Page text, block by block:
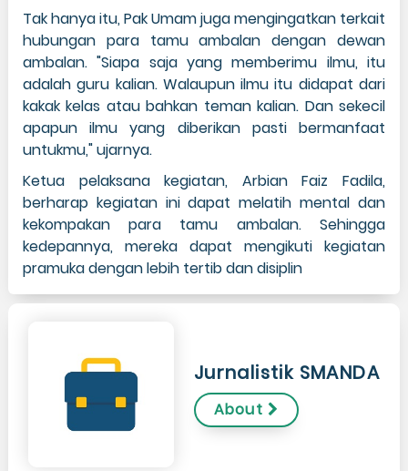
Tak hanya itu, Pak Umam juga mengingatkan terkait
hubungan para tamu ambalan dengan dewan
ambalan. "Siapa saja yang memberimu ilmu, itu
adalah guru kalian. Walaupun ilmu itu didapat dari
kakak kelas atau bahkan teman kalian. Dan sekecil
apapun ilmu yang diberikan pasti bermanfaat
untukmu," ujarnya.
Ketua pelaksana kegiatan, Arbian Faiz Fadila,
berharap kegiatan ini dapat melatih mental dan
kekompakan para tamu ambalan. Sehingga
kedepannya, mereka dapat mengikuti kegiatan
pramuka dengan lebih tertib dan disiplin
Jurnalistik SMANDA
About